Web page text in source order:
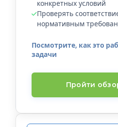
конкретных условий
Проверять
нормативным
Посмотрите, как это
задачи
Пройти